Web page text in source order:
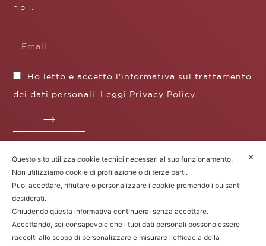
noi.
Ho letto e accetto l'informativa sul trattamento
dei dati personali. Leggi Privacy Policy
Operazione / progetto co-finanziato dal POS FESR
Toscana 2014-2020
Fratelli Borgioli Srl – Via
✕
Questo sito utilizza cookie tecnici necessari al suo funzionamento.
Non utilizziamo cookie di profilazione o di terze parti.
Puoi accettare, rifiutare o personalizzare i cookie premendo i pulsanti
desiderati.
Chiudendo questa informativa continuerai senza accettare.
Accettando, sei consapevole che i tuoi dati personali possono essere
raccolti allo scopo di personalizzare e misurare l'efficacia della